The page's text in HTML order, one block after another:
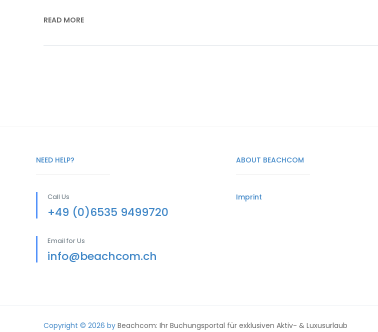
READ MORE
NEED HELP?
Call Us
+49 (0)6535 9499720
Email for Us
info@beachcom.ch
ABOUT BEACHCOM
Imprint
Copyright © 2026 by Beachcom: Ihr Buchungsportal für exklusiven Aktiv- & Luxusurlaub